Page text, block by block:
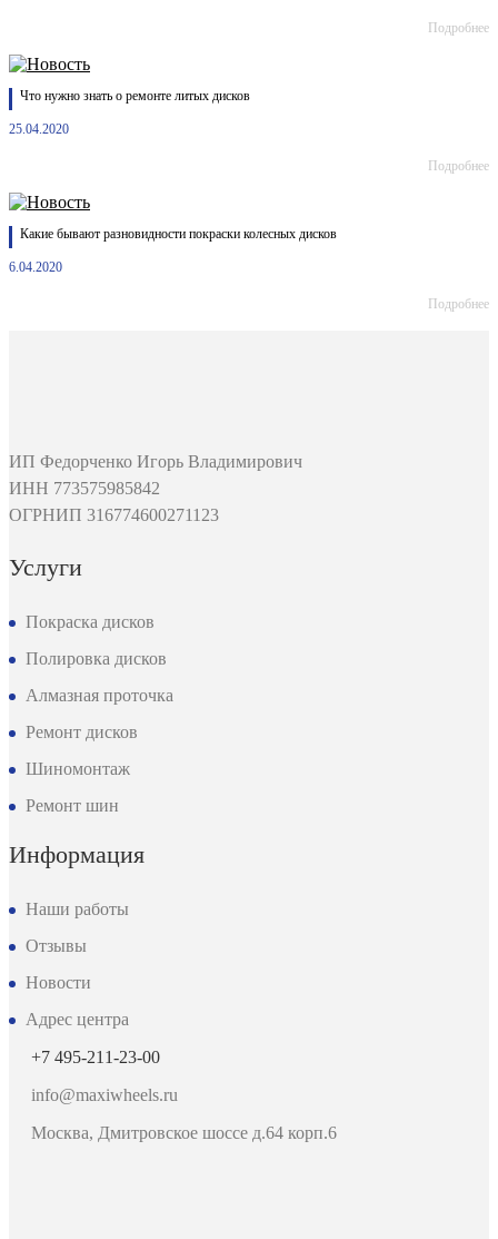
Подробнее
Что нужно знать о ремонте литых дисков
25.04.2020
Подробнее
Какие бывают разновидности покраски колесных дисков
6.04.2020
Подробнее
ИП Федорченко Игорь Владимирович
ИНН 773575985842
ОГРНИП 316774600271123
Услуги
Покраска дисков
Полировка дисков
Алмазная проточка
Ремонт дисков
Шиномонтаж
Ремонт шин
Информация
Наши работы
Отзывы
Новости
Адрес центра
+7 495-211-23-00
info@maxiwheels.ru
Москва, Дмитровское шоссе д.64 корп.6